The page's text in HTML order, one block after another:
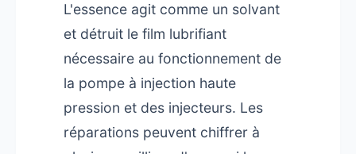
L'essence agit comme un solvant
et détruit le film lubrifiant
nécessaire au fonctionnement de
la pompe à injection haute
pression et des injecteurs. Les
réparations peuvent chiffrer à